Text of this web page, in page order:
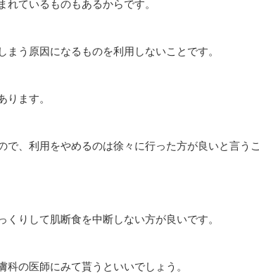
ているものもあるからです。
う原因になるものを利用しないことです。
ります。
、利用をやめるのは徐々に行った方が良いと言うこ
りして肌断食を中断しない方が良いです。
の医師にみて貰うといいでしょう。